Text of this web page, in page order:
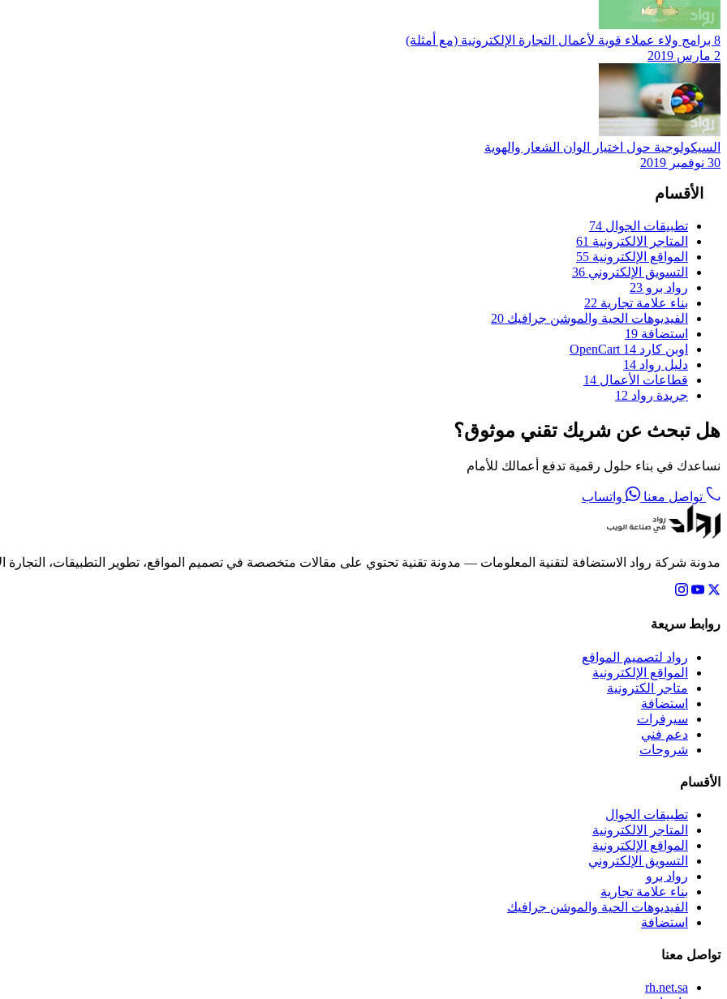
8 برامج ولاء عملاء قوية لأعمال التجارة الإلكترونية (مع أمثلة)
2 مارس 2019
السيكولوجية حول اختيار الوان الشعار والهوية
30 نوفمبر 2019
الأقسام
تطبيقات الجوال 74
المتاجر الالكترونية 61
المواقع الإلكترونية 55
التسويق الإلكتروني 36
رواد برو 23
بناء علامة تجارية 22
الفيديوهات الحية والموشن جرافيك 20
استضافة 19
اوبن كارد OpenCart 14
دليل رواد 14
قطاعات الأعمال 14
جريدة رواد 12
هل تبحث عن شريك تقني موثوق؟
نساعدك في بناء حلول رقمية تدفع أعمالك للأمام
تواصل معنا واتساب
مدونة شركة رواد الاستضافة لتقنية المعلومات — مدونة تقنية تحتوي على مقالات متخصصة في تصميم المواقع، تطوير التطبيقات، التجارة
روابط سريعة
رواد لتصميم المواقع
المواقع الإلكترونية
متاجر الكترونية
استضافة
سيرفرات
دعم فني
شروحات
الأقسام
تطبيقات الجوال
المتاجر الالكترونية
المواقع الإلكترونية
التسويق الإلكتروني
رواد برو
بناء علامة تجارية
الفيديوهات الحية والموشن جرافيك
استضافة
تواصل معنا
rh.net.sa